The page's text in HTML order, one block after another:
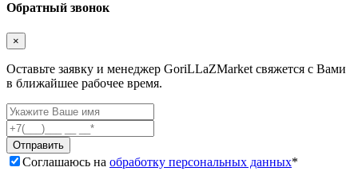
Обратный звонок
×
Оставьте заявку и менеджер GoriLLaZMarket свяжется с Вами
в ближайшее рабочее время.
Соглашаюсь на обработку персональных данных*